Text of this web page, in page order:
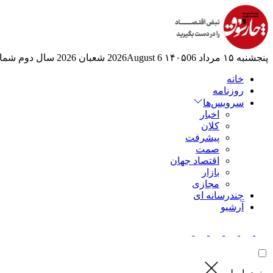
پنجشنبه ۱۵ مرداد ۱۴۰۵ 06 2026August 6 شعبان 2026 سال دوم
خانه
روزنامه
سرویس‌ها
اخبار
کلان
پیشرفت
صمت
اقتصاد جهان
بازار
مجازی
چندرسانه ای
آرشیو